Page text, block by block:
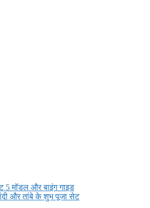
5 मॉडल और बाइंग गाइड
और तांबे के शुभ पूजा सेट